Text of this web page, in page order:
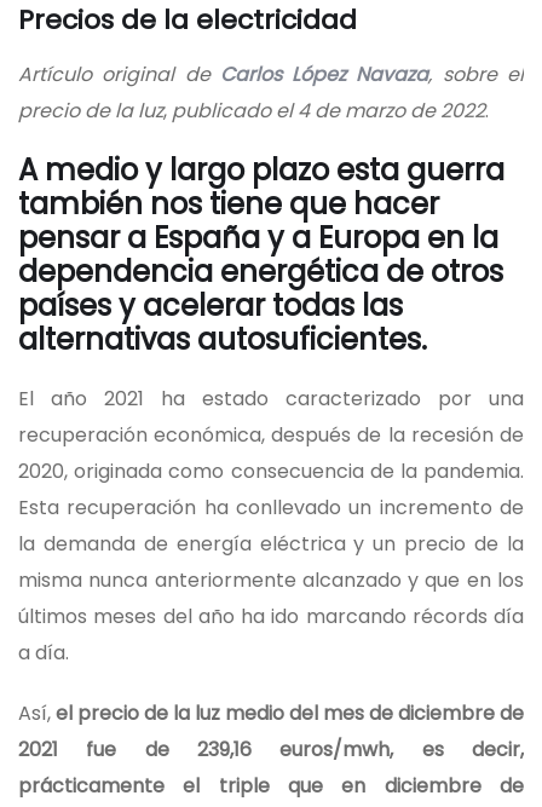
Precios de la electricidad
Artículo original de Carlos López Navaza, sobre el
precio de la luz, publicado el 4 de marzo de 2022.
A medio y largo plazo esta guerra
también nos tiene que hacer
pensar a España y a Europa en la
dependencia energética de otros
países y acelerar todas las
alternativas autosuficientes.
El año 2021 ha estado caracterizado por una
recuperación económica, después de la recesión de
2020, originada como consecuencia de la pandemia.
Esta recuperación ha conllevado un incremento de
la demanda de energía eléctrica y un precio de la
misma nunca anteriormente alcanzado y que en los
últimos meses del año ha ido marcando récords día
a día.
Así,el precio de la luz medio del mes de diciembre de
2021 fue de 239,16 euros/mwh, es decir,
prácticamente el triple que en diciembre de